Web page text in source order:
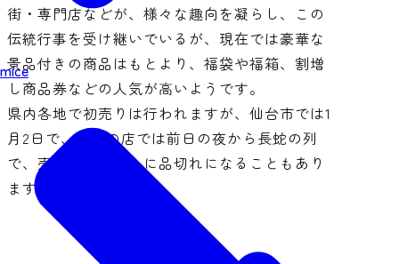
mice
街・専門店などが、様々な趣向を凝らし、この
伝統行事を受け継いでいるが、現在では豪華な
景品付きの商品はもとより、福袋や福箱、割増
し商品券などの人気が高いようです。
県内各地で初売りは行われますが、仙台市では1
月2日で、人気の店では前日の夜から長蛇の列
で、売り出しとともに品切れになることもあり
ます。